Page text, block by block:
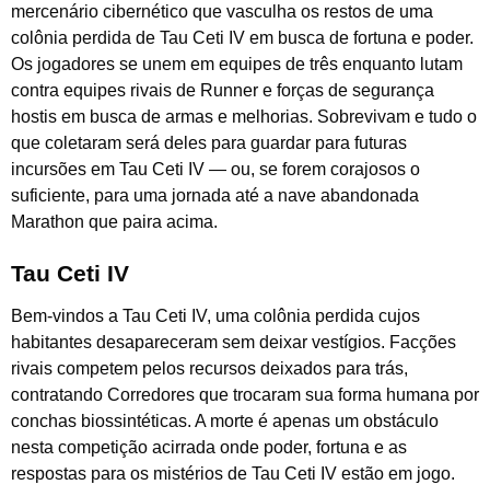
mercenário cibernético que vasculha os restos de uma
colônia perdida de Tau Ceti IV em busca de fortuna e poder.
Os jogadores se unem em equipes de três enquanto lutam
contra equipes rivais de Runner e forças de segurança
hostis em busca de armas e melhorias. Sobrevivam e tudo o
que coletaram será deles para guardar para futuras
incursões em Tau Ceti IV — ou, se forem corajosos o
suficiente, para uma jornada até a nave abandonada
Marathon que paira acima.
Tau Ceti IV
Bem-vindos a Tau Ceti IV, uma colônia perdida cujos
habitantes desapareceram sem deixar vestígios. Facções
rivais competem pelos recursos deixados para trás,
contratando Corredores que trocaram sua forma humana por
conchas biossintéticas. A morte é apenas um obstáculo
nesta competição acirrada onde poder, fortuna e as
respostas para os mistérios de Tau Ceti IV estão em jogo.